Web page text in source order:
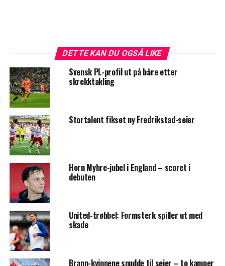
DETTE KAN DU OGSÅ LIKE
Svensk PL-profil ut på båre etter
skrekktakling
Stortalent fikset ny Fredrikstad-seier
Horn Myhre-jubel i England – scoret i
debuten
United-trøbbel: Formsterk spiller ut med
skade
Brann-kvinnene snudde til seier – to kamper